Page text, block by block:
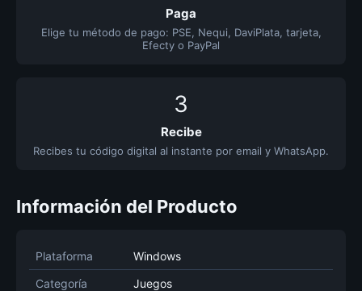
Paga
Elige tu método de pago: PSE, Nequi, DaviPlata, tarjeta,
Efecty o PayPal
3
Recibe
Recibes tu código digital al instante por email y WhatsApp.
Información del Producto
Plataforma
Windows
Categoría
Juegos